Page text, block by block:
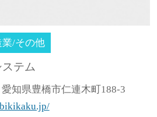
業/その他
テム
愛知県豊橋市仁連木町188-3